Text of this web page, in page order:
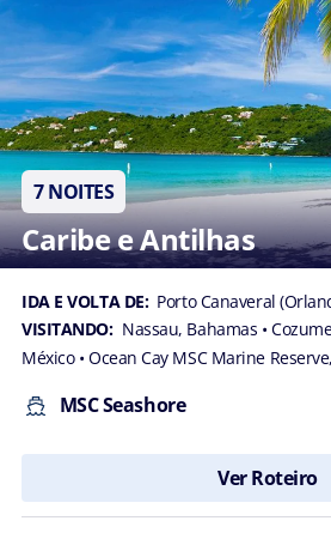
receber
comunicações
de marketing,
incluindo
campanhas
de pesquisa e
satisfação do
cliente,
relacionadas
aos produtos
e serviços da
MSC
e das
empresas do
Grupo.
Viva uma
personalizada
Cruzeiros.
7 NOITES
Caribe e Antilhas
IDA E VOLTA DE: Porto Canaveral
VISITANDO: Nassau, Bahamas •
México • Ocean Cay MSC Marine
MSC Seashore
Ver Roteiro